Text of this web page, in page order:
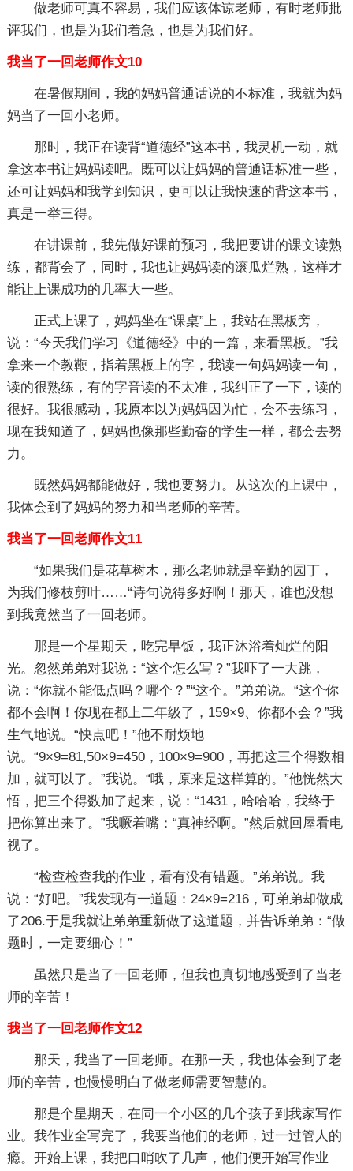
做老师可真不容易，我们应该体谅老师，有时老师批
评我们，也是为我们着急，也是为我们好。
我当了一回老师作文10
在暑假期间，我的妈妈普通话说的不标准，我就为妈
妈当了一回小老师。
那时，我正在读背“道德经”这本书，我灵机一动，就
拿这本书让妈妈读吧。既可以让妈妈的普通话标准一些，
还可让妈妈和我学到知识，更可以让我快速的背这本书，
真是一举三得。
在讲课前，我先做好课前预习，我把要讲的课文读熟
练，都背会了，同时，我也让妈妈读的滚瓜烂熟，这样才
能让上课成功的几率大一些。
正式上课了，妈妈坐在“课桌”上，我站在黑板旁，
说：“今天我们学习《道德经》中的一篇，来看黑板。”我
拿来一个教鞭，指着黑板上的字，我读一句妈妈读一句，
读的很熟练，有的字音读的不太准，我纠正了一下，读的
很好。我很感动，我原本以为妈妈因为忙，会不去练习，
现在我知道了，妈妈也像那些勤奋的学生一样，都会去努
力。
既然妈妈都能做好，我也要努力。从这次的上课中，
我体会到了妈妈的努力和当老师的辛苦。
我当了一回老师作文11
“如果我们是花草树木，那么老师就是辛勤的园丁，
为我们修枝剪叶……“诗句说得多好啊！那天，谁也没想
到我竟然当了一回老师。
那是一个星期天，吃完早饭，我正沐浴着灿烂的阳
光。忽然弟弟对我说：“这个怎么写？”我吓了一大跳，
说：“你就不能低点吗？哪个？”“这个。”弟弟说。“这个你
都不会啊！你现在都上二年级了，159×9、你都不会？”我
生气地说。“快点吧！”他不耐烦地
说。“9×9=81,50×9=450，100×9=900，再把这三个得数相
加，就可以了。”我说。“哦，原来是这样算的。”他恍然大
悟，把三个得数加了起来，说：“1431，哈哈哈，我终于
把你算出来了。”我噘着嘴：“真神经啊。”然后就回屋看电
视了。
“检查检查我的作业，看有没有错题。”弟弟说。我
说：“好吧。”我发现有一道题：24×9=216，可弟弟却做成
了206.于是我就让弟弟重新做了这道题，并告诉弟弟：“做
题时，一定要细心！”
虽然只是当了一回老师，但我也真切地感受到了当老
师的辛苦！
我当了一回老师作文12
那天，我当了一回老师。在那一天，我也体会到了老
师的辛苦，也慢慢明白了做老师需要智慧的。
那是个星期天，在同一个小区的几个孩子到我家写作
业。我作业全写完了，我要当他们的老师，过一过管人的
瘾。开始上课，我把口哨吹了几声，他们便开始写作业